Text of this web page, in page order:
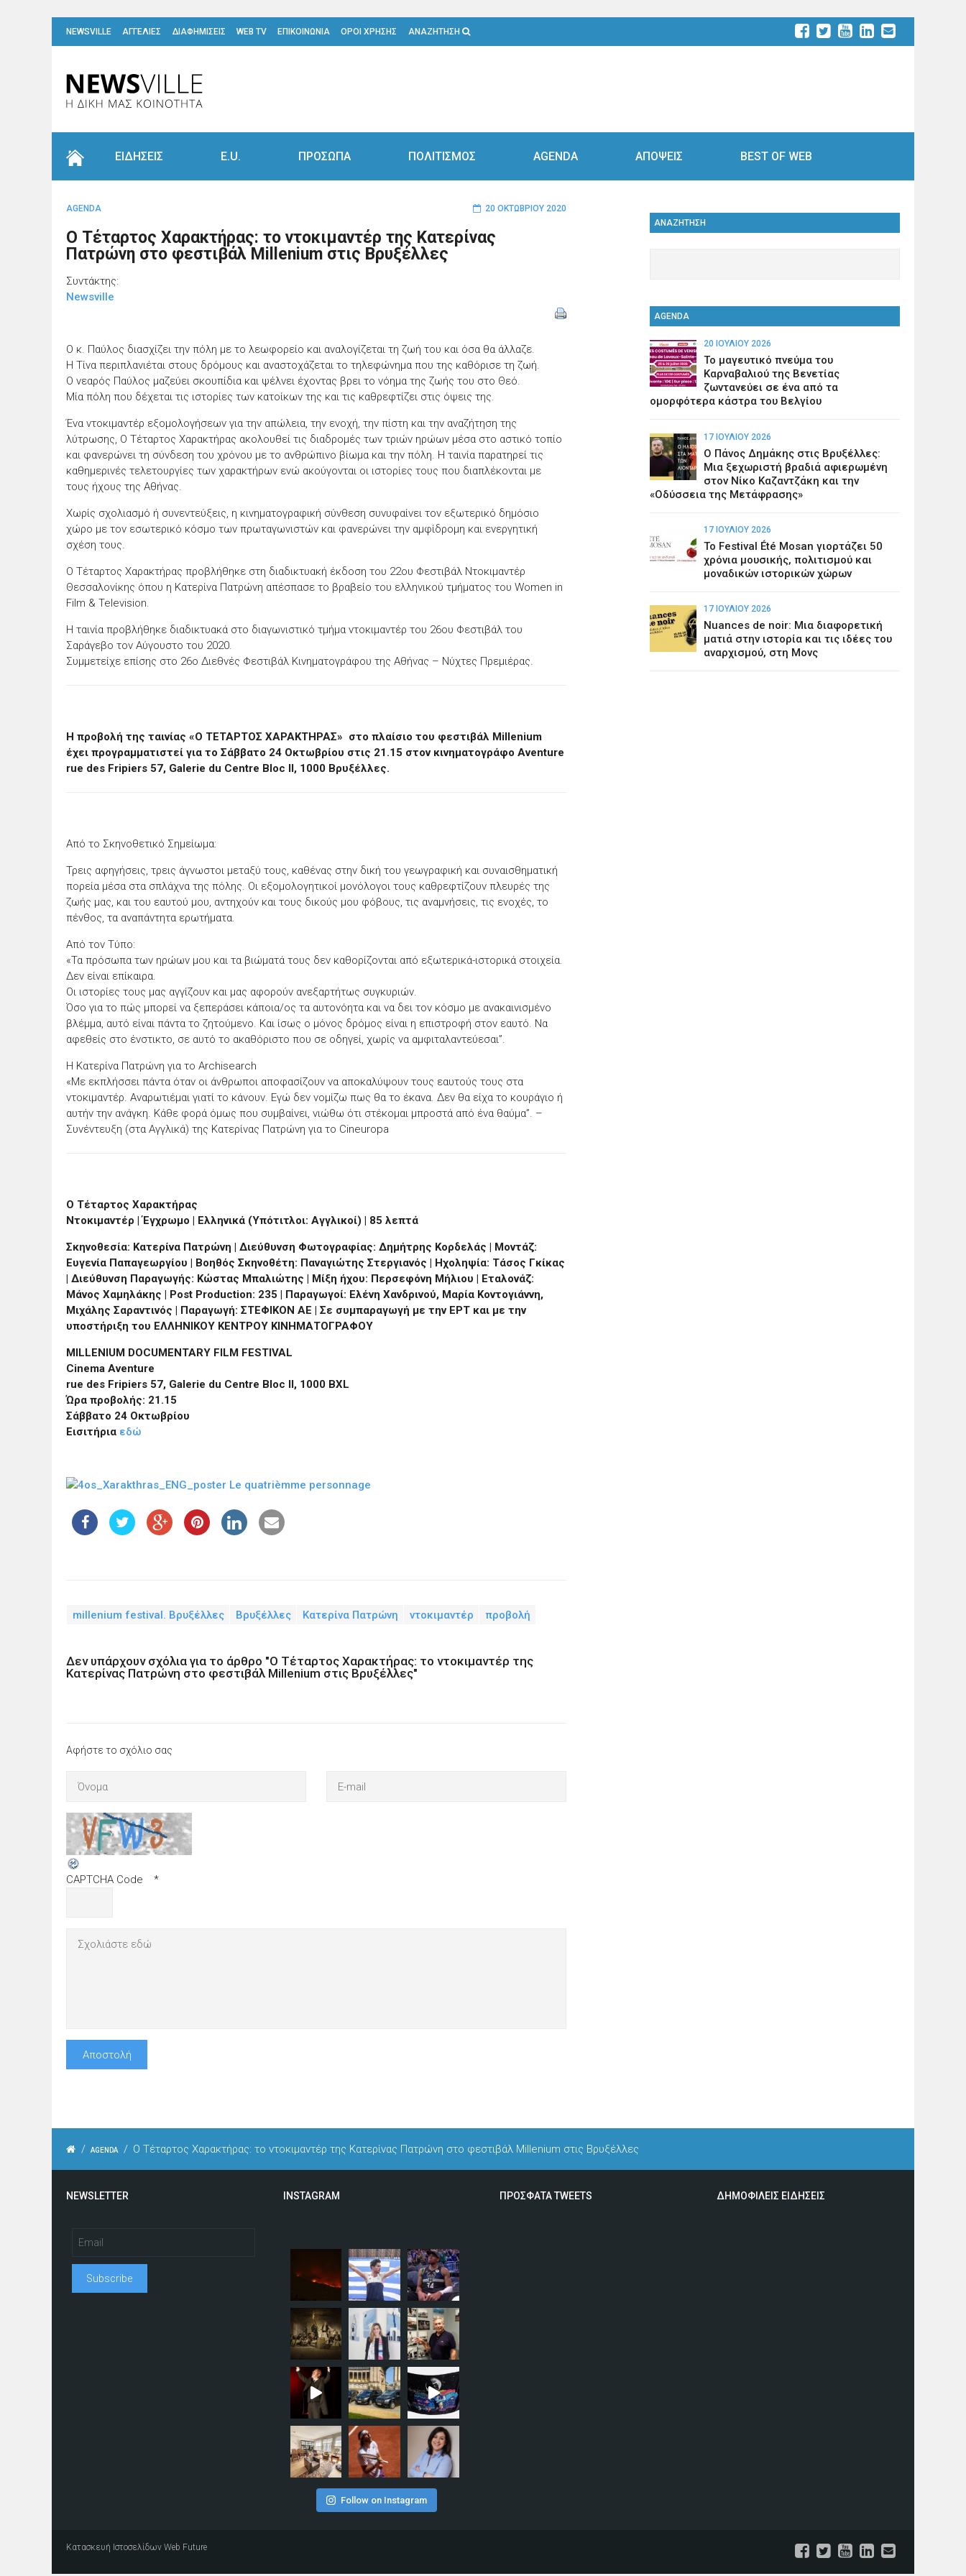
NEWSVILLE ΑΓΓΕΛΙΕΣ ΔΙΑΦΗΜΙΣΕΙΣ WEB TV ΕΠΙΚΟΙΝΩΝΙΑ ΟΡΟΙ ΧΡΗΣΗΣ ΑΝΑΖΗΤΗΣΗ
ΕΙΔΗΣΕΙΣ E.U. ΠΡΟΣΩΠΑ ΠΟΛΙΤΙΣΜΟΣ AGENDA ΑΠΟΨΕΙΣ BEST OF WEB
20 ΟΚΤΩΒΡΊΟΥ 2020
AGENDA
Ο Τέταρτος Χαρακτήρας: το ντοκιμαντέρ της Κατερίνας
Πατρώνη στο φεστιβάλ Millenium στις Βρυξέλλες
Συντάκτης:
Newsville
Ο κ. Παύλος διασχίζει την πόλη με το λεωφορείο και αναλογίζεται τη ζωή του και όσα θα άλλαζε.
Η Τίνα περιπλανιέται στους δρόμους και αναστοχάζεται το τηλεφώνημα που της καθόρισε τη ζωή.
Ο νεαρός Παύλος μαζεύει σκουπίδια και ψέλνει έχοντας βρει το νόημα της ζωής του στο Θεό.
Μία πόλη που δέχεται τις ιστορίες των κατοίκων της και τις καθρεφτίζει στις όψεις της.
Ένα ντοκιμαντέρ εξομολογήσεων για την απώλεια, την ενοχή, την πίστη και την αναζήτηση της
λύτρωσης, Ο Τέταρτος Χαρακτήρας ακολουθεί τις διαδρομές των τριών ηρώων μέσα στο αστικό τοπίο
και φανερώνει τη σύνδεση του χρόνου με το ανθρώπινο βίωμα και την πόλη. Η ταινία παρατηρεί τις
καθημερινές τελετουργίες των χαρακτήρων ενώ ακούγονται οι ιστορίες τους που διαπλέκονται με
τους ήχους της Αθήνας.
Χωρίς σχολιασμό ή συνεντεύξεις, η κινηματογραφική σύνθεση συνυφαίνει τον εξωτερικό δημόσιο
χώρο με τον εσωτερικό κόσμο των πρωταγωνιστών και φανερώνει την αμφίδρομη και ενεργητική
σχέση τους.
Ο Τέταρτος Χαρακτήρας προβλήθηκε στη διαδικτυακή έκδοση του 22ου Φεστιβάλ Ντοκιμαντέρ
Θεσσαλονίκης όπου η Κατερίνα Πατρώνη απέσπασε το βραβείο του ελληνικού τμήματος του Women in
Film & Television.
Η ταινία προβλήθηκε διαδικτυακά στο διαγωνιστικό τμήμα ντοκιμαντέρ του 26ου Φεστιβάλ του
Σαράγεβο τον Αύγουστο του 2020.
Συμμετείχε επίσης στο 26ο Διεθνές Φεστιβάλ Κινηματογράφου της Αθήνας – Νύχτες Πρεμιέρας.
H προβολή της ταινίας «Ο ΤΕΤΑΡΤΟΣ ΧΑΡΑΚΤΗΡΑΣ» στο πλαίσιο του φεστιβάλ Millenium
έχει προγραμματιστεί για το Σάββατο 24 Οκτωβρίου στις 21.15 στον κινηματογράφο Aventure
rue des Fripiers 57, Galerie du Centre Bloc II, 1000 Βρυξέλλες.
Από το Σκηνοθετικό Σημείωμα:
Τρεις αφηγήσεις, τρεις άγνωστοι μεταξύ τους, καθένας στην δική του γεωγραφική και συναισθηματική
πορεία μέσα στα σπλάχνα της πόλης. Οι εξομολογητικοί μονόλογοι τους καθρεφτίζουν πλευρές της
ζωής μας, και του εαυτού μου, αντηχούν και τους δικούς μου φόβους, τις αναμνήσεις, τις ενοχές, το
πένθος, τα αναπάντητα ερωτήματα.
Από τον Τύπο:
«Τα πρόσωπα των ηρώων μου και τα βιώματά τους δεν καθορίζονται από εξωτερικά-ιστορικά στοιχεία.
Δεν είναι επίκαιρα.
Οι ιστορίες τους μας αγγίζουν και μας αφορούν ανεξαρτήτως συγκυριών.
Όσο για το πώς μπορεί να ξεπεράσει κάποια/ος τα αυτονόητα και να δει τον κόσμο με ανακαινισμένο
βλέμμα, αυτό είναι πάντα το ζητούμενο. Και ίσως ο μόνος δρόμος είναι η επιστροφή στον εαυτό. Να
αφεθείς στο ένστικτο, σε αυτό το ακαθόριστο που σε οδηγεί, χωρίς να αμφιταλαντεύεσαι”.
Η Κατερίνα Πατρώνη για το Archisearch
«Με εκπλήσσει πάντα όταν οι άνθρωποι αποφασίζουν να αποκαλύψουν τους εαυτούς τους στα
ντοκιμαντέρ. Αναρωτιέμαι γιατί το κάνουν. Εγώ δεν νομίζω πως θα το έκανα. Δεν θα είχα το κουράγιο ή
αυτήν την ανάγκη. Κάθε φορά όμως που συμβαίνει, νιώθω ότι στέκομαι μπροστά από ένα θαύμα”. –
Συνέντευξη (στα Αγγλικά) της Κατερίνας Πατρώνη για το Cineuropa
Ο Τέταρτος Χαρακτήρας
Ντοκιμαντέρ | Έγχρωμο | Ελληνικά (Υπότιτλοι: Αγγλικοί) | 85 λεπτά
Σκηνοθεσία: Κατερίνα Πατρώνη | Διεύθυνση Φωτογραφίας: Δημήτρης Κορδελάς | Μοντάζ:
Ευγενία Παπαγεωργίου | Βοηθός Σκηνοθέτη: Παναγιώτης Στεργιανός | Ηχοληψία: Τάσος Γκίκας
| Διεύθυνση Παραγωγής: Κώστας Μπαλιώτης | Μίξη ήχου: Περσεφόνη Μήλιου | Εταλονάζ:
Μάνος Χαμηλάκης | Post Production: 235 | Παραγωγοί: Ελένη Χανδρινού, Μαρία Κοντογιάννη,
Μιχάλης Σαραντινός | Παραγωγή: ΣΤΕΦΙΚΟΝ ΑΕ | Σε συμπαραγωγή με την ΕΡΤ και με την
υποστήριξη του ΕΛΛΗΝΙΚΟΥ ΚΕΝΤΡΟΥ ΚΙΝΗΜΑΤΟΓΡΑΦΟΥ
MILLENIUM DOCUMENTARY FILM FESTIVAL
Cinema Aventure
rue des Fripiers 57, Galerie du Centre Bloc II, 1000 BXL
Ώρα προβολής: 21.15
Σάββατο 24 Οκτωβρίου
Εισιτήρια εδώ
millenium festival. Βρυξέλλες Βρυξέλλες Κατερίνα Πατρώνη ντοκιμαντέρ προβολή
Δεν υπάρχουν σχόλια για το άρθρο "Ο Τέταρτος Χαρακτήρας: το ντοκιμαντέρ της
Κατερίνας Πατρώνη στο φεστιβάλ Millenium στις Βρυξέλλες"
Αφήστε το σχόλιο σας
CAPTCHA Code *
ΑΝΑΖΗΤΗΣΗ
AGENDA
20 ΙΟΥΛΊΟΥ 2026
Το μαγευτικό πνεύμα του
Καρναβαλιού της Βενετίας
ζωντανεύει σε ένα από τα
ομορφότερα κάστρα του Βελγίου
17 ΙΟΥΛΊΟΥ 2026
Ο Πάνος Δημάκης στις Βρυξέλλες:
Μια ξεχωριστή βραδιά αφιερωμένη
στον Νίκο Καζαντζάκη και την
«Οδύσσεια της Μετάφρασης»
17 ΙΟΥΛΊΟΥ 2026
Το Festival Été Mosan γιορτάζει 50
χρόνια μουσικής, πολιτισμού και
μοναδικών ιστορικών χώρων
17 ΙΟΥΛΊΟΥ 2026
Nuances de noir: Μια διαφορετική
ματιά στην ιστορία και τις ιδέες του
αναρχισμού, στη Μονς
/ AGENDA / Ο Τέταρτος Χαρακτήρας: το ντοκιμαντέρ της Κατερίνας Πατρώνη στο φεστιβάλ Millenium στις Βρυξέλλες
NEWSLETTER INSTAGRAM
Follow on Instagram
ΠΡΟΣΦΑΤΑ TWEETS ΔΗΜΟΦΙΛΕΙΣ ΕΙΔΗΣΕΙΣ
Κατασκευή Ιστοσελίδων Web Future